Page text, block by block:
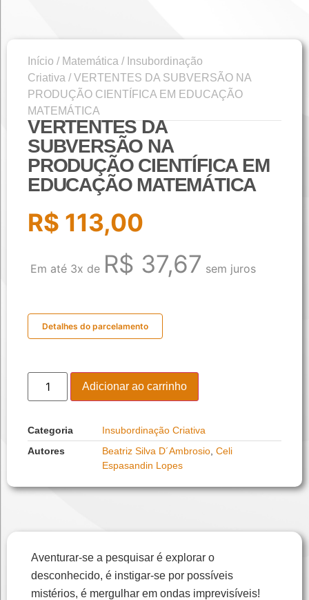
Início / Matemática / Insubordinação
Criativa / VERTENTES DA SUBVERSÃO NA
PRODUÇÃO CIENTÍFICA EM EDUCAÇÃO
MATEMÁTICA
VERTENTES DA
SUBVERSÃO NA
PRODUÇÃO CIENTÍFICA EM
EDUCAÇÃO MATEMÁTICA
R$ 113,00
Em até 3x de R$ 37,67 sem juros
Detalhes do parcelamento
Adicionar ao carrinho
Categoria
Insubordinação Criativa
Autores
Beatriz Silva D´Ambrosio Celi
Espasandin Lopes
Aventurar-se a pesquisar é explorar o
desconhecido, é instigar-se por possíveis
mistérios, é mergulhar em ondas imprevisíveis!